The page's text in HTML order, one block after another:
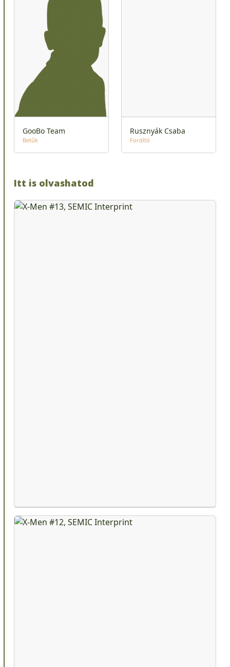
GooBo Team
Betűk
Rusznyák Csaba
Fordító
Itt is olvashatod